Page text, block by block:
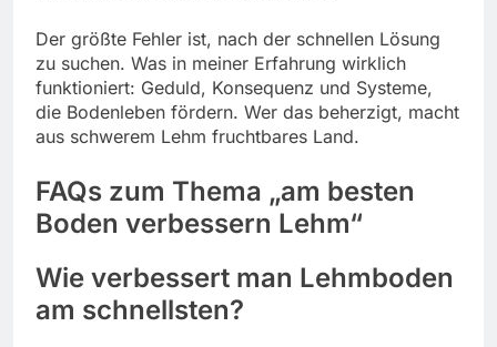
Der größte Fehler ist, nach der schnellen Lösung
zu suchen. Was in meiner Erfahrung wirklich
funktioniert: Geduld, Konsequenz und Systeme,
die Bodenleben fördern. Wer das beherzigt, macht
aus schwerem Lehm fruchtbares Land.
FAQs zum Thema „am besten
Boden verbessern Lehm“
Wie verbessert man Lehmboden
am schnellsten?